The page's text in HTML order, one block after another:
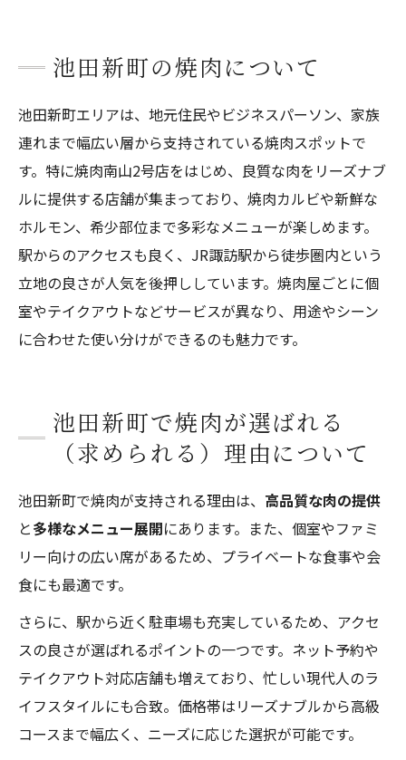
池田新町の焼肉について
池田新町エリアは、地元住民やビジネスパーソン、家族
連れまで幅広い層から支持されている焼肉スポットで
す。特に焼肉南山2号店をはじめ、良質な肉をリーズナブ
ルに提供する店舗が集まっており、焼肉カルビや新鮮な
ホルモン、希少部位まで多彩なメニューが楽しめます。
駅からのアクセスも良く、JR諏訪駅から徒歩圏内という
立地の良さが人気を後押ししています。焼肉屋ごとに個
室やテイクアウトなどサービスが異なり、用途やシーン
に合わせた使い分けができるのも魅力です。
池田新町で焼肉が選ばれる
（求められる）理由について
池田新町で焼肉が支持される理由は、 高品質な肉の提供
と多様なメニュー展開にあります。また、個室やファミ
リー向けの広い席があるため、プライベートな食事や会
食にも最適です。
さらに、駅から近く駐車場も充実しているため、アクセ
スの良さが選ばれるポイントの一つです。ネット予約や
テイクアウト対応店舗も増えており、忙しい現代人のラ
イフスタイルにも合致。価格帯はリーズナブルから高級
コースまで幅広く、ニーズに応じた選択が可能です。